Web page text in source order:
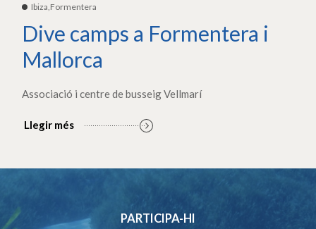
Ibiza,Formentera
Dive camps a Formentera i
Mallorca
Associació i centre de busseig Vellmarí
Llegir més
PARTICIPA-HI